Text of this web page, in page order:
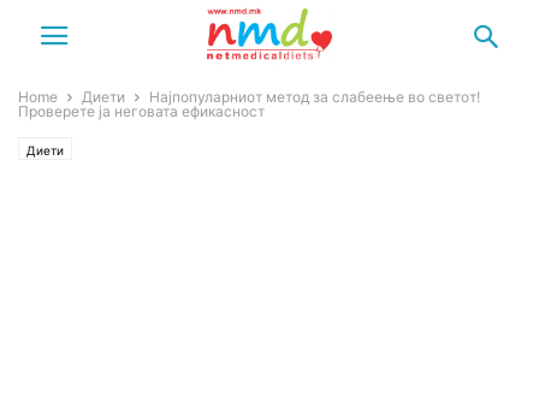
Home Диети
Најпопуларниот метод за слабеење во светот!
Проверете ја неговата ефикасност
Диети